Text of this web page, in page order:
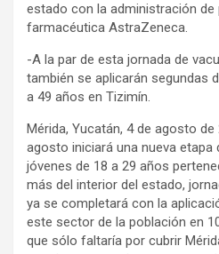
estado con la administración
farmacéutica AstraZeneca.
-A la par de esta jornada de
también se aplicarán segundas
a 49 años en Tizimín.
Mérida, Yucatán, 4 de agosto
agosto iniciará una nueva etapa
jóvenes de 18 a 29 años
más del interior del estado,
ya se completará con la
este sector de la población en
que sólo faltaría por cubrir